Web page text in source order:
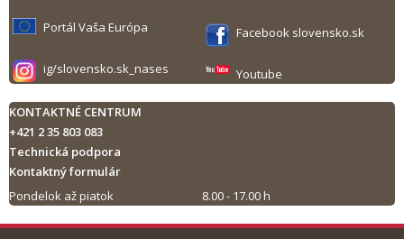
Portál Vaša Európa Facebook slovensko.sk
ig/slovensko.sk_nases Youtube
KONTAKTNÉ CENTRUM
+421 2 35 803 083
Technická podpora
Kontaktný formulár
Pondelok až piatok
8.00 - 17.00 h
Tlač obsahu